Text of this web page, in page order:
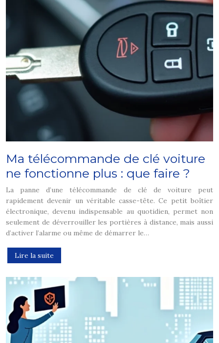
Ma télécommande de clé voiture
ne fonctionne plus : que faire ?
La panne d’une télécommande de clé de voiture peut
rapidement devenir un véritable casse-tête. Ce petit boîtier
électronique, devenu indispensable au quotidien, permet non
seulement de déverrouiller les portières à distance, mais aussi
d’activer l’alarme ou même de démarrer le…
Lire la suite